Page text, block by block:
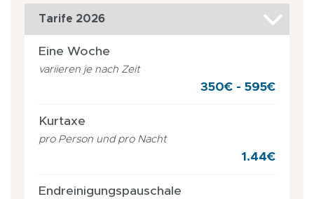
Tarife 2026
Eine Woche
variieren je nach Zeit
350€ - 595€
Kurtaxe
pro Person und pro Nacht
1.44€
Endreinigungspauschale